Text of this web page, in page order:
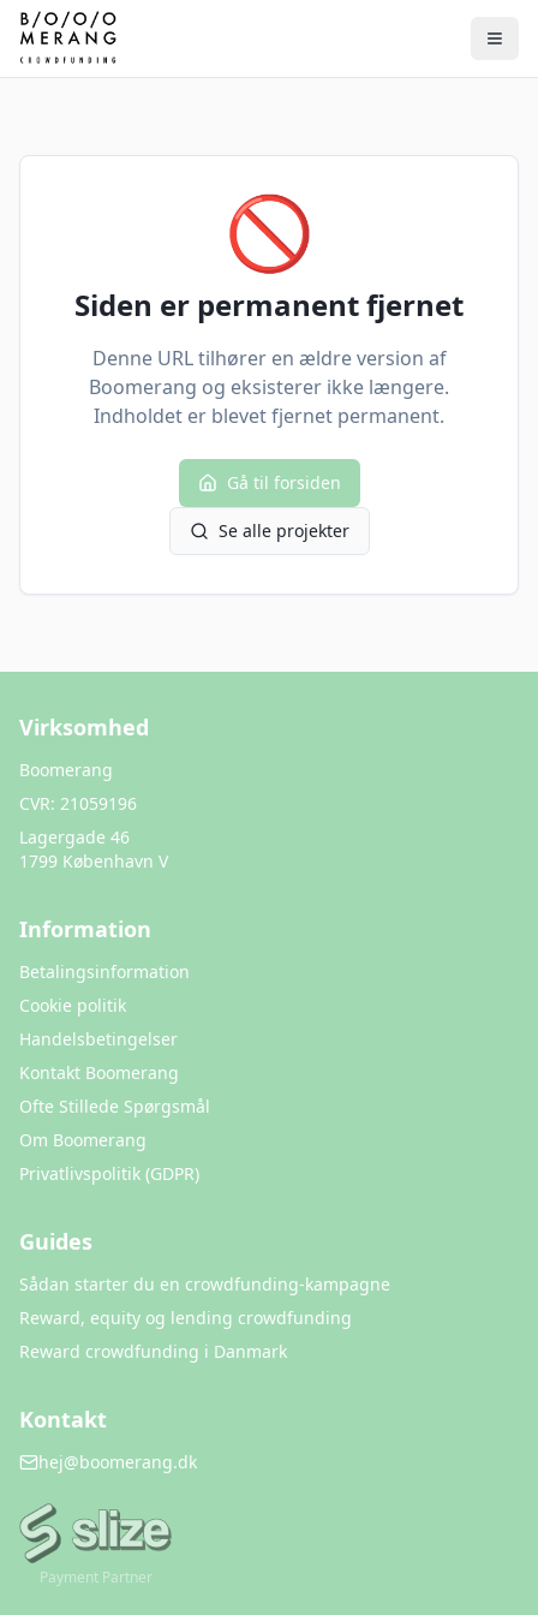
🚫
Siden er permanent fjernet
Denne URL tilhører en ældre version af
Boomerang og eksisterer ikke længere.
Indholdet er blevet fjernet permanent.
Gå til forsiden
Se alle projekter
Virksomhed
Boomerang
CVR: 21059196
Lagergade 46
1799 København V
Information
Betalingsinformation
Cookie politik
Handelsbetingelser
Kontakt Boomerang
Ofte Stillede Spørgsmål
Om Boomerang
Privatlivspolitik (GDPR)
Guides
Sådan starter du en crowdfunding-kampagne
Reward, equity og lending crowdfunding
Reward crowdfunding i Danmark
Kontakt
hej@boomerang.dk
Payment Partner